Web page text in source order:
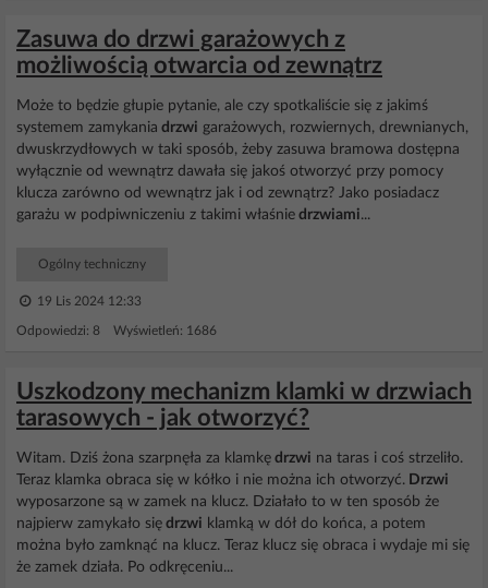
Zasuwa do drzwi garażowych z
możliwością otwarcia od zewnątrz
Może to będzie głupie pytanie, ale czy spotkaliście się z jakimś
systemem zamykania drzwi garażowych, rozwiernych, drewnianych,
dwuskrzydłowych w taki sposób, żeby zasuwa bramowa dostępna
wyłącznie od wewnątrz dawała się jakoś otworzyć przy pomocy
klucza zarówno od wewnątrz jak i od zewnątrz? Jako posiadacz
garażu w podpiwniczeniu z takimi właśnie drzwiami...
Ogólny techniczny
19 Lis 2024 12:33
Odpowiedzi: 8 Wyświetleń: 1686
Uszkodzony mechanizm klamki w drzwiach
tarasowych - jak otworzyć?
Witam. Dziś żona szarpnęła za klamkę drzwi na taras i coś strzeliło.
Teraz klamka obraca się w kółko i nie można ich otworzyć. Drzwi
wyposarzone są w zamek na klucz. Działało to w ten sposób że
najpierw zamykało się drzwi klamką w dół do końca, a potem
można było zamknąć na klucz. Teraz klucz się obraca i wydaje mi się
że zamek działa. Po odkręceniu...